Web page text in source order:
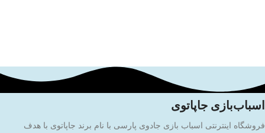
اسباب‌بازی جاپاتوی
فروشگاه اینترنتی اسباب بازی جادوی پارسی با نام برند جاپاتوی با هدف